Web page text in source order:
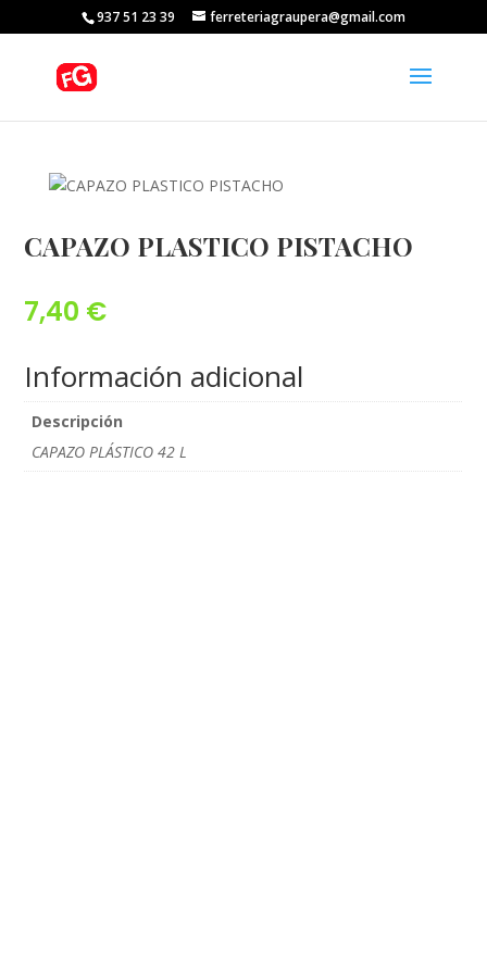
937 51 23 39 ferreteriagraupera@gmail.com
CAPAZO PLASTICO PISTACHO
7,40 €
Información adicional
Descripción
CAPAZO PLÁSTICO 42 L